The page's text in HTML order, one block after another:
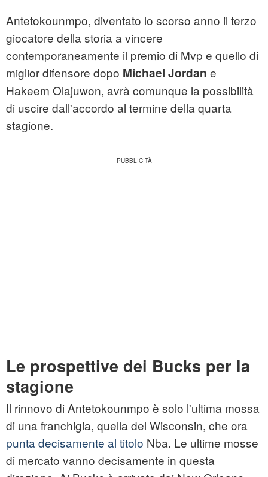
Antetokounmpo, diventato lo scorso anno il terzo
giocatore della storia a vincere
contemporaneamente il premio di Mvp e quello di
miglior difensore dopo Michael Jordan e
Hakeem Olajuwon, avrà comunque la possibilità
di uscire dall'accordo al termine della quarta
stagione.
Le prospettive dei Bucks per la
stagione
Il rinnovo di Antetokounmpo è solo l'ultima mossa
di una franchigia, quella del Wisconsin, che ora
punta decisamente al titolo Nba. Le ultime mosse
di mercato vanno decisamente in questa